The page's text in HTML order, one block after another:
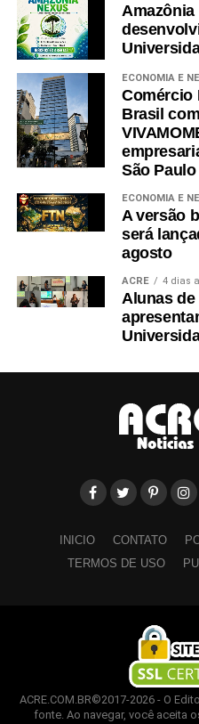
ECONOMIA E
Comércio
Brasil
São Paulo
ECONOMIA E
A versão
será
agosto
ACRE 4 dias
Alunas
INICIO CONTATO
TERMOS DE USO
ACRE.COM.BR©2017-2026 - O
fonte. Ao navegar, você aceita